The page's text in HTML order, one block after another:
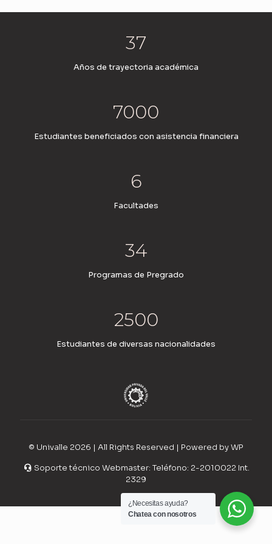
37
Años de trayectoria académica
7000
Estudiantes beneficiados con asistencia financiera
6
Facultades
34
Programas de Pregrado
2500
Estudiantes de diversas nacionalidades
© Univalle 2026 | All Rights Reserved | Powered by WP
Soporte técnico Webmaster: Teléfono: 2-2010022 Int.
2329
¿Necesitas ayuda?
Chatea con nosotros